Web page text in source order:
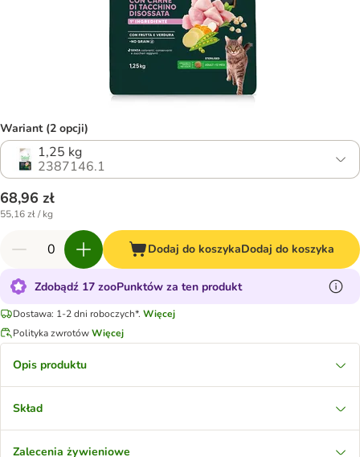
Wariant (2 opcji)
1,25 kg
2387146.1
68,96 zł
55,16 zł / kg
Dodaj do koszykaDodaj do koszyka
Zdobądź 17 zooPunktów za ten produkt
Dostawa: 1-2 dni roboczych*. Więcej
Polityka zwrotówWięcej
Opis produktu
Skład
Zalecenia żywieniowe